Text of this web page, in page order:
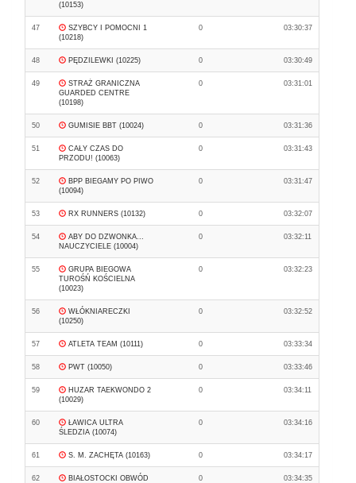
(10153)
47
SZYBCY I POMOCNI 1
(10218)
0 03:30:37
48 PĘDZILEWKI (10225) 0 03:30:49
49
STRAŻ GRANICZNA
GUARDED CENTRE
(10198)
0 03:31:01
50 GUMISIE BBT (10024) 0 03:31:36
51
CAŁY CZAS DO
PRZODU! (10063)
0 03:31:43
52
BPP BIEGAMY PO PIWO
(10094)
0 03:31:47
53 RX RUNNERS (10132) 0 03:32:07
54
ABY DO DZWONKA...
NAUCZYCIELE (10004)
0 03:32:11
55
GRUPA BIEGOWA
TUROŚŃ KOŚCIELNA
(10023)
0 03:32:23
56
WŁÓKNIARECZKI
(10250)
0 03:32:52
57 ATLETA TEAM (10111) 0 03:33:34
58 PWT (10050) 0 03:33:46
59
HUZAR TAEKWONDO 2
(10029)
0 03:34:11
60
ŁAWICA ULTRA
ŚLEDZIA (10074)
0 03:34:16
61 S. M. ZACHĘTA (10163) 0 03:34:17
62
BIAŁOSTOCKI OBWÓD
0 03:34:35